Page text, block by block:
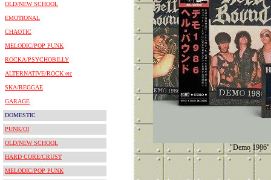
OLD/NEW SCHOOL
EMOTIONAL
CHAOTIC
MELODIC/POP PUNK
ROCKA/PSYCHOBILLY
ALTERNATIVE/ROCK etc
SKA/REGGAE
GARAGE
DOMESTIC
PUNK/OI
OLD/NEW SCHOOL
HARD CORE/CRUST
MELODIC/POP PUNK
"Demo 1986"